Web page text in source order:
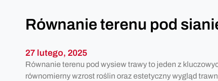
p
ć
s
t
Równanie terenu pod
27 lutego, 2025
Równanie terenu pod wysiew trawy to jeden z
równomierny wzrost roślin oraz estetyczny wygląd